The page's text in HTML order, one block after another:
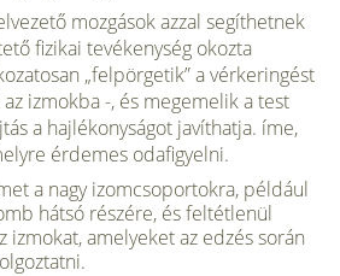
mozgások azzal segíthetnek
fizikai tevékenység okozta
„felpörgetik” a vérkerin­gést
izmokba -, és megemelik a test
a hajlékonyságot javíthatja. íme,
érdemes odafigyelni.
a nagy izomcsopor­tokra, például
hátsó ré­szére, és feltétlenül
izmo­kat, amelyeket az edzés során